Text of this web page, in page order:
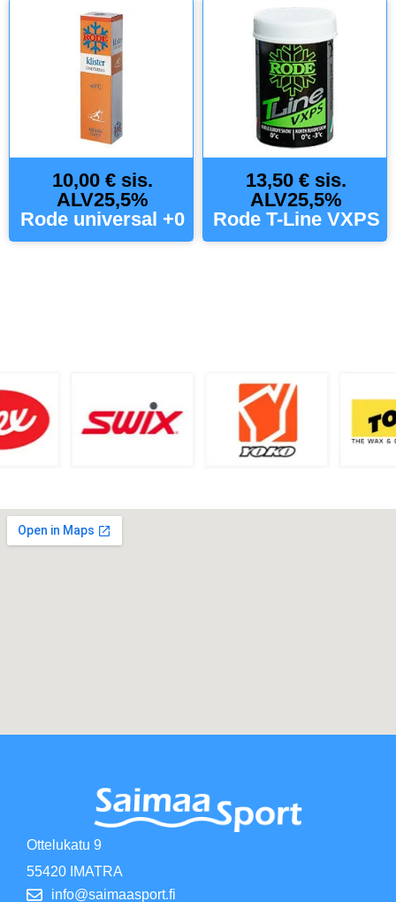
10,00 € sis.
ALV25,5%
Rode universal +0
13,50 € sis.
ALV25,5%
Rode T-Line VXPS
Ottelukatu 9
55420 IMATRA
info@saimaasport.fi